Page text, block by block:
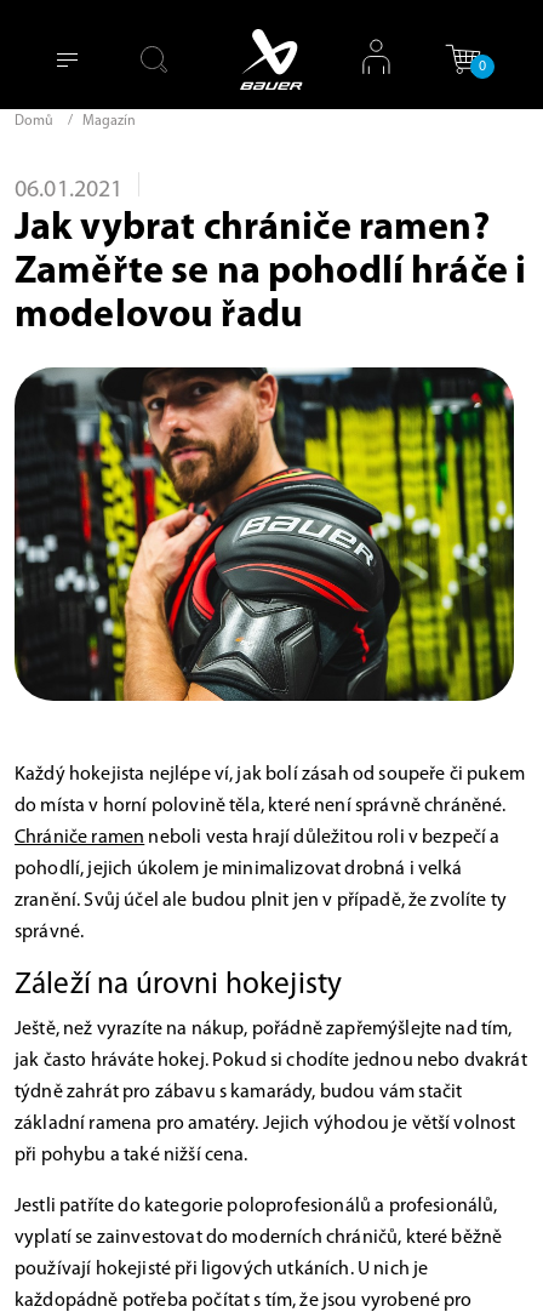
0
Domů / Magazín
06.01.2021
Jak vybrat chrániče ramen?
Zaměřte se na pohodlí hráče i
modelovou řadu
Každý hokejista nejlépe ví, jak bolí zásah od soupeře či pukem
do místa v horní polovině těla, které není správně chráněné.
Chrániče ramen neboli vesta hrají důležitou roli v bezpečí a
pohodlí, jejich úkolem je minimalizovat drobná i velká
zranění. Svůj účel ale budou plnit jen v případě, že zvolíte ty
správné.
Záleží na úrovni hokejisty
Ještě, než vyrazíte na nákup, pořádně zapřemýšlejte nad tím,
jak často hráváte hokej. Pokud si chodíte jednou nebo dvakrát
týdně zahrát pro zábavu s kamarády, budou vám stačit
základní ramena pro amatéry. Jejich výhodou je větší volnost
při pohybu a také nižší cena.
Jestli patříte do kategorie poloprofesionálů a profesionálů,
vyplatí se zainvestovat do moderních chráničů, které běžně
používají hokejisté při ligových utkáních. U nich je
každopádně potřeba počítat s tím, že jsou vyrobené pro